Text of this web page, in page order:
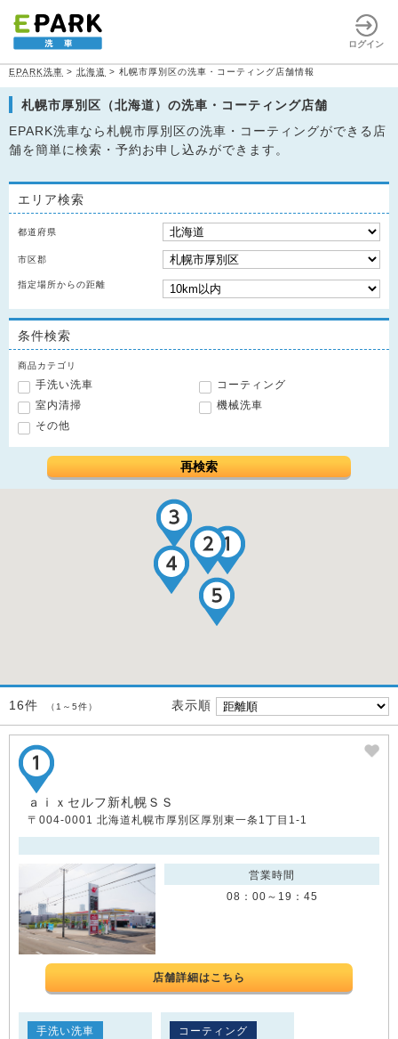
ログイン
EPARK洗車 > 北海道 > 札幌市厚別区の洗車・コーティング店舗情報
札幌市厚別区（北海道）の洗車・コーティング店舗
EPARK洗車なら札幌市厚別区の洗車・コーティングができる店
舗を簡単に検索・予約お申し込みができます。
エリア検索
都道府県
市区郡
指定場所からの距離
条件検索
商品カテゴリ
手洗い洗車
コーティング
室内清掃
機械洗車
その他
再検索
16件 （1～5件） 表示順
ａｉｘセルフ新札幌ＳＳ
〒004-0001 北海道札幌市厚別区厚別東一条1丁目1-1
営業時間
08：00～19：45
店舗詳細はこちら
手洗い洗車 コーティング